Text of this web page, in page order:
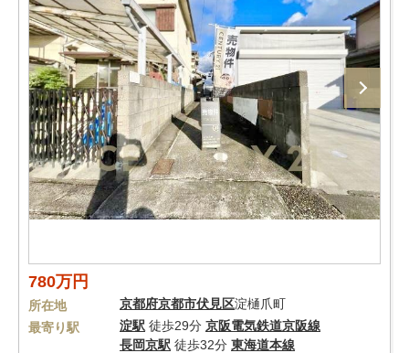
780万円
所在地 京都府京都市伏見区淀樋爪町
最寄り駅
淀駅 徒歩29分 京阪電気鉄道京阪線
長岡京駅 徒歩32分 東海道本線